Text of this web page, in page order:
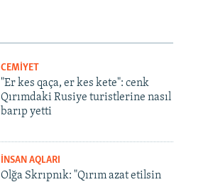
CEMİYET
"Er kes qaça, er kes kete": cenk
Qırımdaki Rusiye turistlerine nasıl
barıp yetti
İNSAN AQLARI
Olğa Skrıpnık: "Qırım azat etilsin